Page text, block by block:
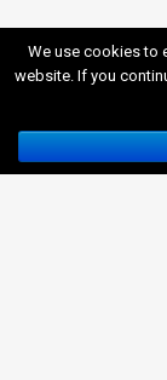
We use cookies to
website. If you